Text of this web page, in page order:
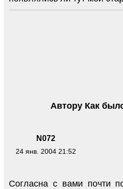
N072
24 янв. 2004 21:52
Автору Как
Согласна с вами почти